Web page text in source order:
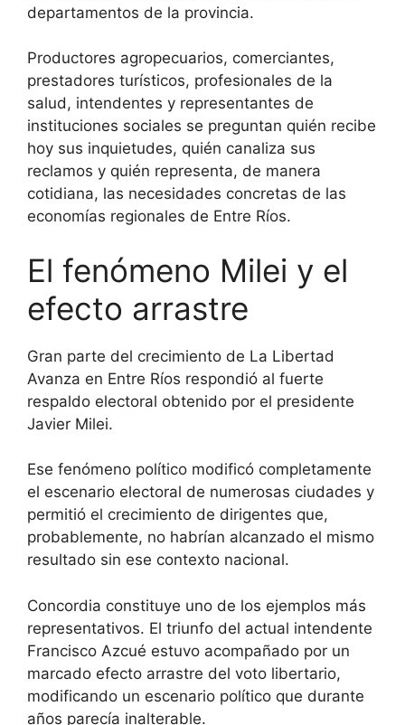
departamentos de la provincia.
Productores agropecuarios, comerciantes,
prestadores turísticos, profesionales de la
salud, intendentes y representantes de
instituciones sociales se preguntan quién recibe
hoy sus inquietudes, quién canaliza sus
reclamos y quién representa, de manera
cotidiana, las necesidades concretas de las
economías regionales de Entre Ríos.
El fenómeno Milei y el
efecto arrastre
Gran parte del crecimiento de La Libertad
Avanza en Entre Ríos respondió al fuerte
respaldo electoral obtenido por el presidente
Javier Milei.
Ese fenómeno político modificó completamente
el escenario electoral de numerosas ciudades y
permitió el crecimiento de dirigentes que,
probablemente, no habrían alcanzado el mismo
resultado sin ese contexto nacional.
Concordia constituye uno de los ejemplos más
representativos. El triunfo del actual intendente
Francisco Azcué estuvo acompañado por un
marcado efecto arrastre del voto libertario,
modificando un escenario político que durante
años parecía inalterable.